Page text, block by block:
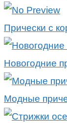
Прически с
Новогодние
Модные